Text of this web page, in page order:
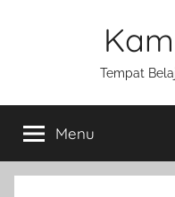
Tempat
Menu